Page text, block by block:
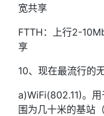
宽共享
FTTH：上行2-
享
10、现在最流行的
a)WiFi(802.11)。
围为几十米的基站